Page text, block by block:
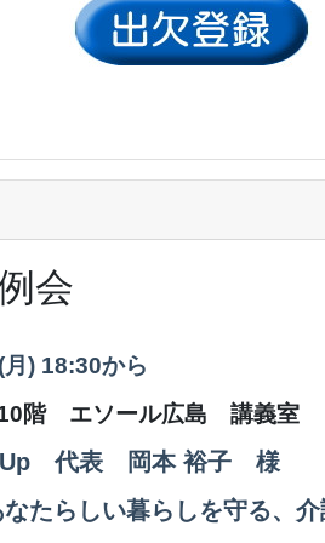
会
) 18:30から
10階 エソール広島 講義室
代表 岡本 裕子 様
なたらしい暮らしを守る、介